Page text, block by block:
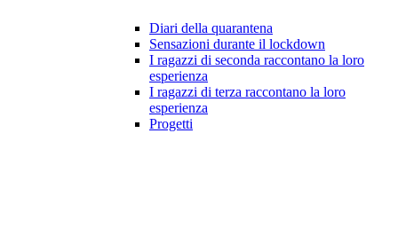
Diari della quarantena
Sensazioni durante il lockdown
I ragazzi di seconda raccontano la loro
esperienza
I ragazzi di terza raccontano la loro
esperienza
Progetti